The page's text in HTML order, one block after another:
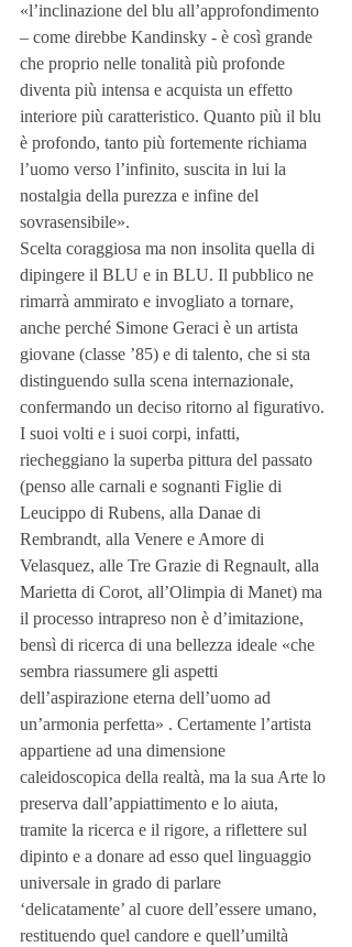
«l’inclinazione del blu all’approfondimento
– come direbbe Kandinsky - è così grande
che proprio nelle tonalità più profonde
diventa più intensa e acquista un effetto
interiore più caratteristico. Quanto più il blu
è profondo, tanto più fortemente richiama
l’uomo verso l’infinito, suscita in lui la
nostalgia della purezza e infine del
sovrasensibile».
Scelta coraggiosa ma non insolita quella di
dipingere il BLU e in BLU. Il pubblico ne
rimarrà ammirato e invogliato a tornare,
anche perché Simone Geraci è un artista
giovane (classe ’85) e di talento, che si sta
distinguendo sulla scena internazionale,
confermando un deciso ritorno al figurativo.
I suoi volti e i suoi corpi, infatti,
riecheggiano la superba pittura del passato
(penso alle carnali e sognanti Figlie di
Leucippo di Rubens, alla Danae di
Rembrandt, alla Venere e Amore di
Velasquez, alle Tre Grazie di Regnault, alla
Marietta di Corot, all’Olimpia di Manet) ma
il processo intrapreso non è d’imitazione,
bensì di ricerca di una bellezza ideale «che
sembra riassumere gli aspetti
dell’aspirazione eterna dell’uomo ad
un’armonia perfetta» . Certamente l’artista
appartiene ad una dimensione
caleidoscopica della realtà, ma la sua Arte lo
preserva dall’appiattimento e lo aiuta,
tramite la ricerca e il rigore, a riflettere sul
dipinto e a donare ad esso quel linguaggio
universale in grado di parlare
‘delicatamente’ al cuore dell’essere umano,
restituendo quel candore e quell’umiltà